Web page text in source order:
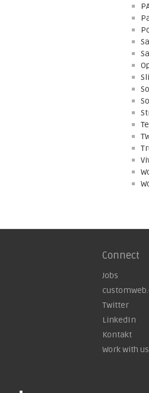
Connect
Jobs
Twitter
LinkedIn
Kontakt
Work with us